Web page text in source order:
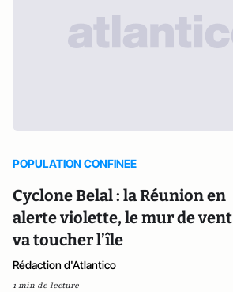
POPULATION CONFINEE
Cyclone Belal : la Réunion en
alerte violette, le mur de vent
va toucher l’île
Rédaction d'Atlantico
1 min de lecture